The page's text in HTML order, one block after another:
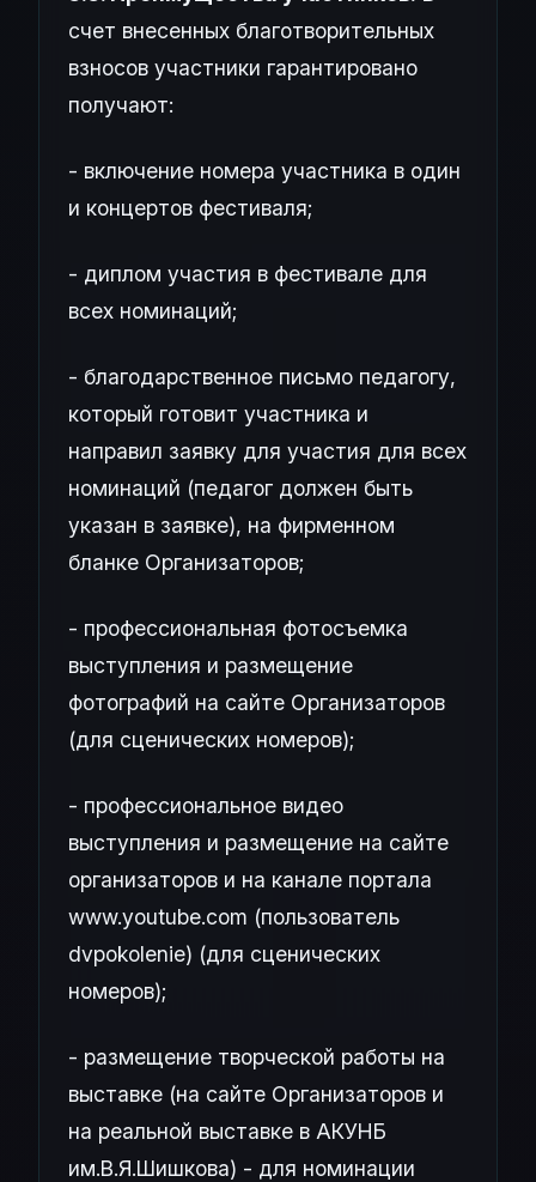
счет внесенных благотворительных
взносов участники гарантировано
получают:
- включение номера участника в один
и концертов фестиваля;
- диплом участия в фестивале для
всех номинаций;
- благодарственное письмо педагогу,
который готовит участника и
направил заявку для участия для всех
номинаций (педагог должен быть
указан в заявке), на фирменном
бланке Организаторов;
- профессиональная фотосъемка
выступления и размещение
фотографий на сайте Организаторов
(для сценических номеров);
- профессиональное видео
выступления и размещение на сайте
организаторов и на канале портала
www.youtube.com (пользователь
dvpokolenie) (для сценических
номеров);
- размещение творческой работы на
выставке (на сайте Организаторов и
на реальной выставке в АКУНБ
им.В.Я.Шишкова) - для номинации